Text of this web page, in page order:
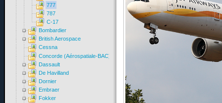
777
787
C-17
Bombardier
British Aerospace
Cessna
Concorde (Aérospatiale-BAC)
Dassault
De Havilland
Dornier
Embraer
Fokker